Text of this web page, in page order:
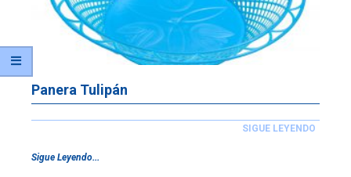
Panera Tulipán
SIGUE LEYENDO
Sigue Leyendo...